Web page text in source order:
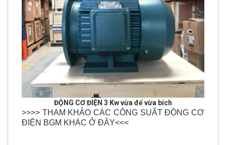
3 Kw vừa đế vừa bích
>>>> THAM KHẢO CÁC CÔNG SUẤT ĐỘNG CƠ
ĐIỆN BGM KHÁC Ở ĐÂY<<<